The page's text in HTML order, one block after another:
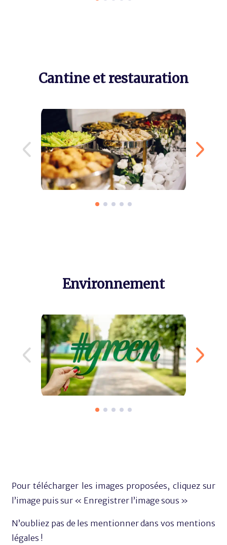
Cantine et restauration
Environnement
Pour télécharger les images proposées, cliquez sur
l’image puis sur « Enregistrer l’image sous »
N’oubliez pas de les mentionner dans vos mentions
légales !